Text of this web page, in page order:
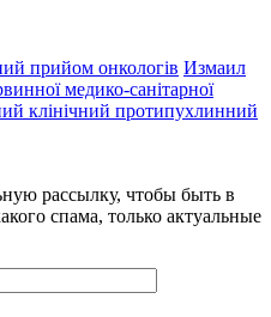
прийом онкологів Измаил
медико-санітарної
клінічний протипухлинний
рассылку, чтобы быть в
спама, только актуальные